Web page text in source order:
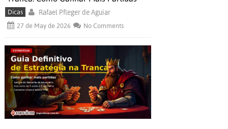
Dicas Rafael Pfleger de Aguiar
27 de May de 2026 No Comments